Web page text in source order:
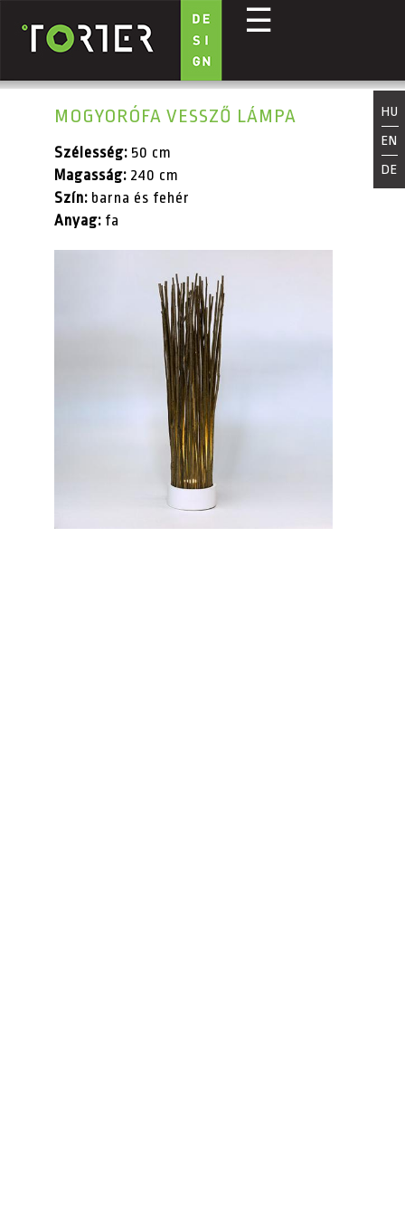
Ugrás a tartalomra
☰
HU
EN
DE
MOGYORÓFA VESSZŐ LÁMPA
Szélesség: 50 cm
Magasság: 240 cm
Szín: barna és fehér
Anyag: fa